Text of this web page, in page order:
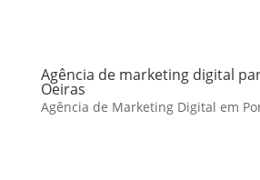
Agência de marketing digital
Oeiras
Agência de Marketing Digital em